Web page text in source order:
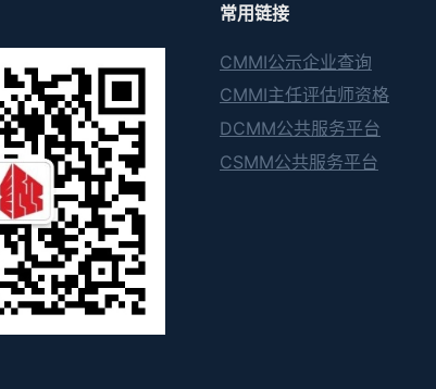
常用链接
CMMI公示企业查询
CMMI主任评估师资格
DCMM公共服务平台
CSMM公共服务平台